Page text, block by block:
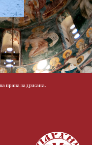
права задржана.